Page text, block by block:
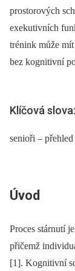
prostorových
exekutivních
trénink může
bez kognitivní
Klíčová slova:
senioři –
Úvod
Proces stárnutí
přičemž
[1]. Kognitivní